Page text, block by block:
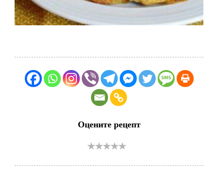
Оцените рецепт